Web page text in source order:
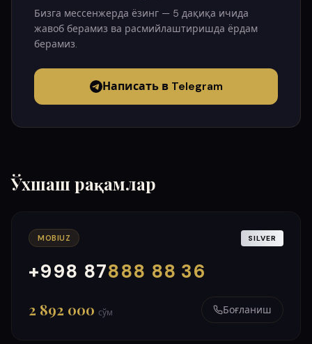
Бизга мессенжерда ёзинг — 5 дақиқа ичида
жавоб берамиз ва расмийлаштиришда ёрдам
берамиз.
Написать в Telegram
Ўхшаш рақамлар
MOBIUZ SILVER
+998 87888 88 36
000
999
2 892 000 сўм Боғланиш